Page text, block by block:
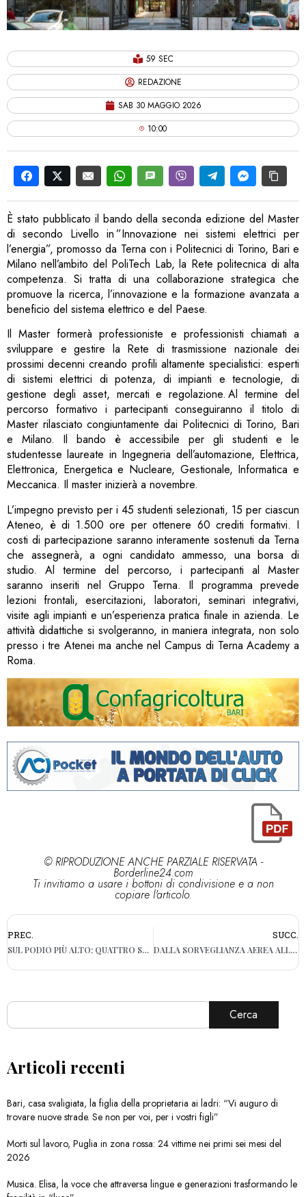
59 SEC
REDAZIONE
SAB 30 MAGGIO 2026
10:00
È stato pubblicato il bando della seconda edizione del Master
di secondo Livello in ”Innovazione nei sistemi elettrici per
l’energia”, promosso da Terna con i Politecnici di Torino, Bari e
Milano nell’ambito del PoliTech Lab, la Rete politecnica di alta
competenza. Si tratta di una collaborazione strategica che
promuove la ricerca, l’innovazione e la formazione avanzata a
beneficio del sistema elettrico e del Paese.
Il Master formerà professioniste e professionisti chiamati a
sviluppare e gestire la Rete di trasmissione nazionale dei
prossimi decenni creando profili altamente specialistici: esperti
di sistemi elettrici di potenza, di impianti e tecnologie, di
gestione degli asset, mercati e regolazione. Al termine del
percorso formativo i partecipanti conseguiranno il titolo di
Master rilasciato congiuntamente dai Politecnici di Torino, Bari
e Milano. Il bando è accessibile per gli studenti e le
studentesse laureate in Ingegneria dell’automazione, Elettrica,
Elettronica, Energetica e Nucleare, Gestionale, Informatica e
Meccanica. Il master inizierà a novembre.
L’impegno previsto per i 45 studenti selezionati, 15 per ciascun
Ateneo, è di 1.500 ore per ottenere 60 crediti formativi. I
costi di partecipazione saranno interamente sostenuti da Terna
che assegnerà, a ogni candidato ammesso, una borsa di
studio. Al termine del percorso, i partecipanti al Master
saranno inseriti nel Gruppo Terna. Il programma prevede
lezioni frontali, esercitazioni, laboratori, seminari integrativi,
visite agli impianti e un’esperienza pratica finale in azienda. Le
attività didattiche si svolgeranno, in maniera integrata, non solo
presso i tre Atenei ma anche nel Campus di Terna Academy a
Roma.
© RIPRODUZIONE ANCHE PARZIALE RISERVATA -
Borderline24.com
Ti invitiamo a usare i bottoni di condivisione e a non
copiare l'articolo.
PREC.
SUL PODIO PIÙ ALTO: QUATTRO STUDENTI BARESI CAMPIONI ITALIANI DI PROBLEM SOLVING 2025-2026
SUCC.
DALLA SORVEGLIANZA AEREA ALLE STRATEGIE TERAPEUTICHE: FINANZIATI DALL’EUROPA 8 PROGETTI UNIBA
Cerca
Articoli recenti
Bari, casa svaligiata, la figlia della proprietaria ai ladri: “Vi auguro di
trovare nuove strade. Se non per voi, per i vostri figli”
Morti sul lavoro, Puglia in zona rossa: 24 vittime nei primi sei mesi del
2026
Musica. Elisa, la voce che attraversa lingue e generazioni trasformando le